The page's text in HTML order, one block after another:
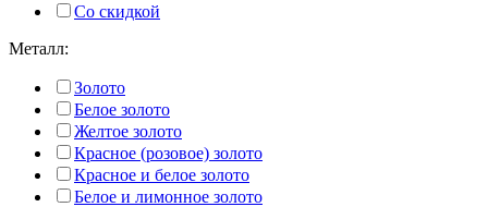
Со скидкой
Металл:
Золото
Белое золото
Желтое золото
Красное (розовое) золото
Красное и белое золото
Белое и лимонное золото